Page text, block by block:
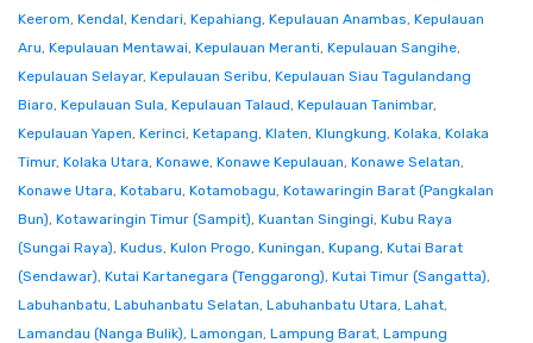
Keerom, Kendal, Kendari, Kepahiang, Kepulauan Anambas, Kepulauan
Aru, Kepulauan Mentawai, Kepulauan Meranti, Kepulauan Sangihe,
Kepulauan Selayar, Kepulauan Seribu, Kepulauan Siau Tagulandang
Biaro, Kepulauan Sula, Kepulauan Talaud, Kepulauan Tanimbar,
Kepulauan Yapen, Kerinci, Ketapang, Klaten, Klungkung, Kolaka, Kolaka
Timur, Kolaka Utara, Konawe, Konawe Kepulauan, Konawe Selatan,
Konawe Utara, Kotabaru, Kotamobagu, Kotawaringin Barat (Pangkalan
Bun), Kotawaringin Timur (Sampit), Kuantan Singingi, Kubu Raya
(Sungai Raya), Kudus, Kulon Progo, Kuningan, Kupang, Kutai Barat
(Sendawar), Kutai Kartanegara (Tenggarong), Kutai Timur (Sangatta),
Labuhanbatu, Labuhanbatu Selatan, Labuhanbatu Utara, Lahat,
Lamandau (Nanga Bulik), Lamongan, Lampung Barat, Lampung